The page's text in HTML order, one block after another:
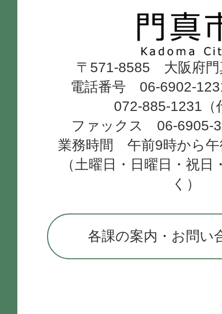
市
Kadoma
City
〒571-8585 大阪府門
電話番号 06-6902-
072-885-1231（
ファックス 06-6905-
業務時間 午前9時から午
（土曜日・日曜日・祝日
く）
各課の案内・お問い